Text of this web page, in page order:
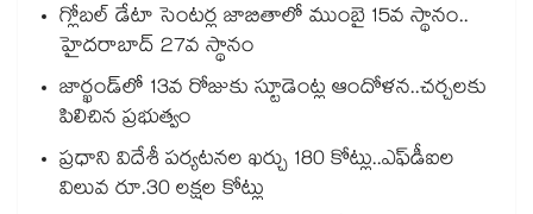
గ్లోబల్ డేటా సెంటర్ల జాబితాలో ముంబై 15వ స్థానం..
హైదరాబాద్ 27వ స్థానం
జార్ఖండ్‌‌‌‌లో 13వ రోజుకు స్టూడెంట్ల ఆందోళన..చర్చలకు
పిలిచిన ప్రభుత్వం
ప్రధాని విదేశీ పర్యటనల ఖర్చు 180 కోట్లు..ఎఫ్‌‌‌‌‌‌‌‌డీఐల
విలువ రూ.30 లక్షల కోట్లు